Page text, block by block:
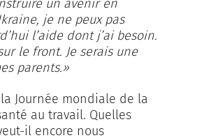
un avenir en
je ne peux pas
l’aide dont j’ai besoin.
le front. Je serais une
parents.»
Journée mondiale de la
au travail. Quelles
il encore nous